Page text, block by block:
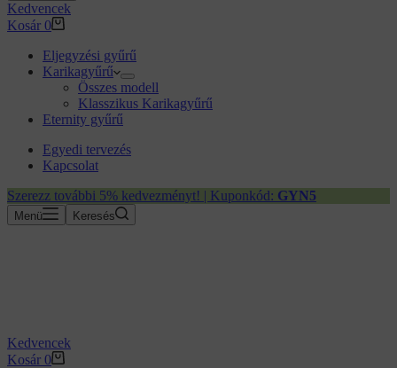
Kedvencek
Kosár 0
Eljegyzési gyűrű
Karikagyűrű
Összes modell
Klasszikus Karikagyűrű
Eternity gyűrű
Egyedi tervezés
Kapcsolat
Szerezz további 5% kedvezményt! | Kuponkód: GYN5
Menü Keresés
Kedvencek
Kosár 0